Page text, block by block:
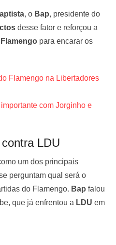
, o Bap, presidente do
desse fator e reforçou a
Flamengo para encarar os
Flamengo na Libertadores
com Jorginho e
LDU
um dos principais
perguntam qual será o
do Flamengo. Bap falou
que já enfrentou a LDU em